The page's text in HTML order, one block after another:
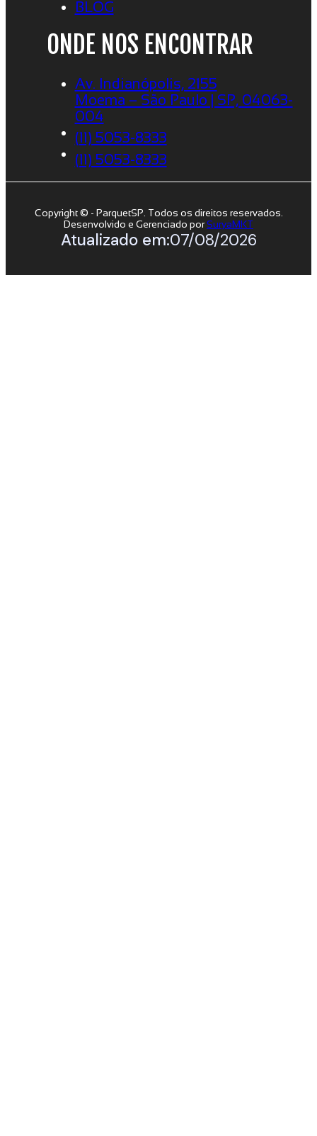
BLOG
ONDE NOS ENCONTRAR
Av. Indianópolis, 2155
Moema – São Paulo | SP, 04063-
004
(11) 5053-8333
(11) 5053-8333
Copyright © - ParquetSP. Todos os direitos reservados.
Desenvolvido e Gerenciado porSuryaMKT
Atualizado em:07/08/2026